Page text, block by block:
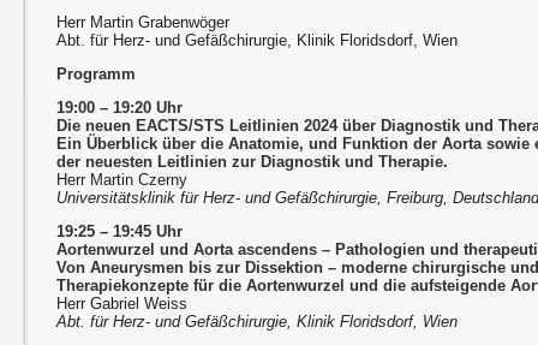
Herr Martin Grabenwöger
Abt. für Herz- und Gefäßchirurgie, Klinik Floridsdorf, Wien
Programm
19:00 – 19:20 Uhr
Die neuen EACTS/STS Leitlinien 2024 über Diagnostik und
Ein Überblick über die Anatomie, und Funktion der Aorta
der neuesten Leitlinien zur Diagnostik und Therapie.
Herr Martin Czerny
Universitätsklinik für Herz- und Gefäßchirurgie, Freiburg,
19:25 – 19:45 Uhr
Aortenwurzel und Aorta ascendens – Pathologien und
Von Aneurysmen bis zur Dissektion – moderne chirurgische
Therapiekonzepte für die Aortenwurzel und die aufsteigende
Herr Gabriel Weiss
Abt. für Herz- und Gefäßchirurgie, Klinik Floridsdorf, Wien